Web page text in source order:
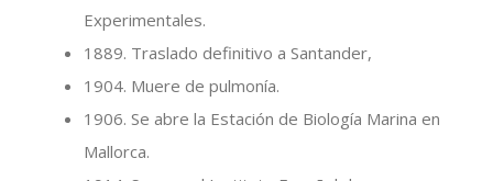
Experimentales.
1889. Traslado definitivo a Santander,
1904. Muere de pulmonía.
1906. Se abre la Estación de Biología Marina en
Mallorca.